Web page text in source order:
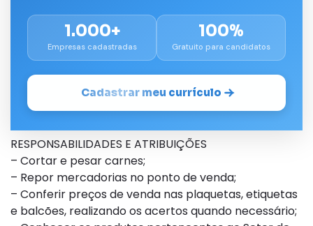
1.000+
Empresas cadastradas
100%
Gratuito para candidatos
Cadastrar meu currículo
RESPONSABILIDADES E ATRIBUIÇÕES
– Cortar e pesar carnes;
– Repor mercadorias no ponto de venda;
– Conferir preços de venda nas plaquetas, etiquetas
e balcões, realizando os acertos quando necessário;